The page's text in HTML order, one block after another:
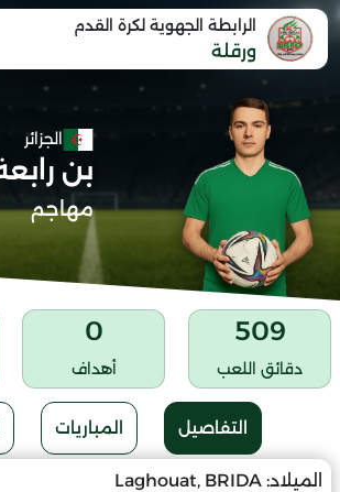
الرابطة الجهوية لكرة القدم
ورقلة
الجزائر
بن
مهاجم
509
دقائق اللعب
0
أهداف
التفاصيل المباريات
الميلاد: Laghouat, BRIDA